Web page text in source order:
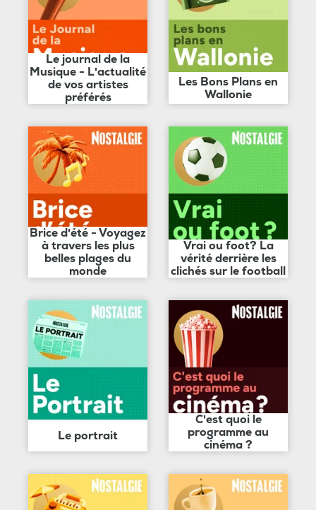
Le journal de la
Musique - L'actualité
de vos artistes
préférés
Les Bons Plans en
Wallonie
Brice d'été - Voyagez
à travers les plus
belles plages du
monde
Vrai ou foot? La
vérité derrière les
clichés sur le football
Le portrait
C'est quoi le
programme au
cinéma ?